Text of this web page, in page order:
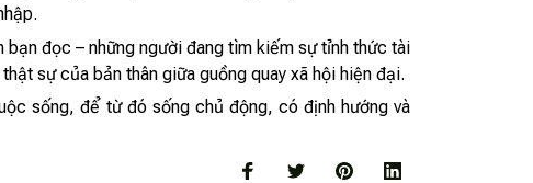
bạn đọc – những người đang tìm kiếm sự tỉnh thức tài
sự của bản thân giữa guồng quay xã hội hiện đại.
sống, để từ đó sống chủ động, có định hướng và